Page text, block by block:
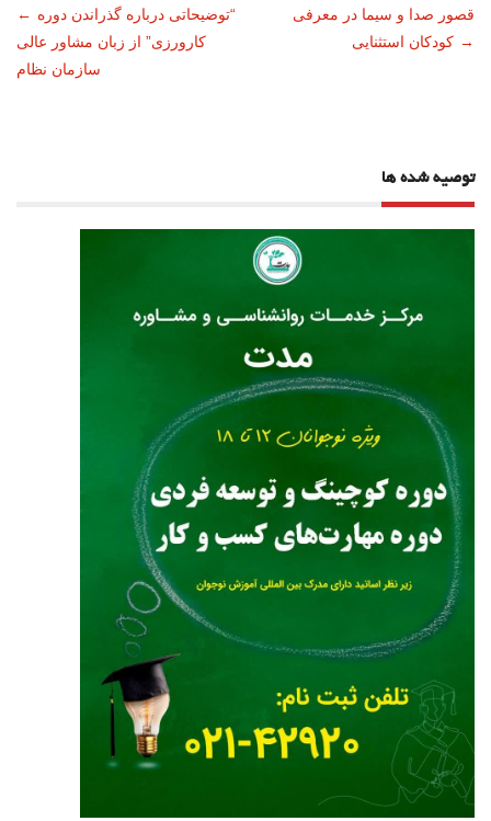
ناوبری
نوشته
← “توضیحاتی درباره گذراندن دوره
کارورزی” از زبان مشاور عالی
سازمان نظام
قصور صدا و سیما در معرفی
کودکان استثنایی →
توصیه شده ها